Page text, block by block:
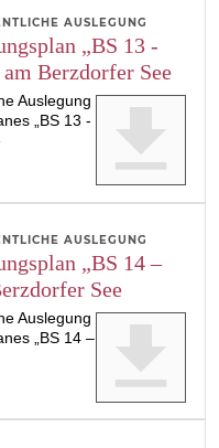
AUSLEGUNG
„BS 13 -
Berzdorfer See
Auslegung des
„BS 13 - Seehäuser
get_app
AUSLEGUNG
„BS 14 –
See
Auslegung des
„BS 14 – Südliche
get_app